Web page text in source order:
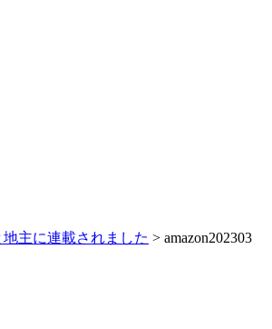
主に連載されました > amazon202303